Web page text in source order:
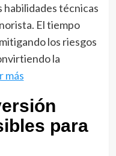
habilidades técnicas
El tiempo
los riesgos
la
más
para